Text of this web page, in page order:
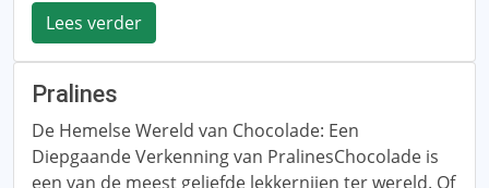
Lees verder
Pralines
De Hemelse Wereld van Chocolade: Een
Diepgaande Verkenning van PralinesChocolade is
een van de meest geliefde lekkernijen ter wereld. Of